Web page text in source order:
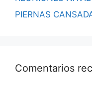
PIERNAS
Comentarios